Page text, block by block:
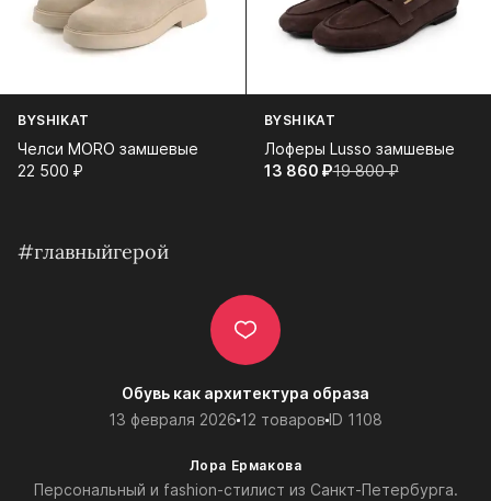
BYSHIKAT
Челси MORO замшевые
22 500⁠ ⁠₽
BYSHIKAT
Лоферы Lusso замшевые
13 860⁠ ⁠₽19 800⁠ ⁠₽
#главныйгерой
Обувь как архитектура образа
13 февраля 2026 12 товаров ID 1108
Лора Ермакова
Персональный и fashion-стилист из Санкт-Петербурга.